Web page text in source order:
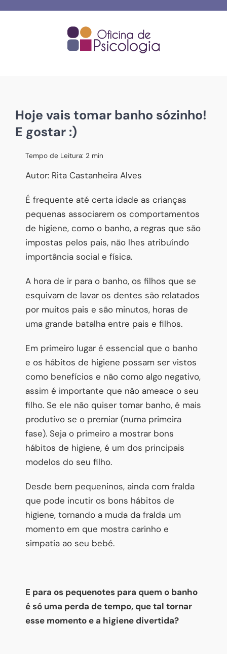
Hoje vais tomar banho sózinho!
E gostar :)
Tempo de Leitura: 2 min
Autor: Rita Castanheira Alves
É frequente até certa idade as crianças
pequenas associarem os comportamentos
de higiene, como o banho, a regras que são
impostas pelos pais, não lhes atribuíndo
importância social e física.
A hora de ir para o banho, os filhos que se
esquivam de lavar os dentes são relatados
por muitos pais e são minutos, horas de
uma grande batalha entre pais e filhos.
Em primeiro lugar é essencial que o banho
e os hábitos de higiene possam ser vistos
como benefícios e não como algo negativo,
assim é importante que não ameace o seu
filho. Se ele não quiser tomar banho, é mais
produtivo se o premiar (numa primeira
fase). Seja o primeiro a mostrar bons
hábitos de higiene, é um dos principais
modelos do seu filho.
Desde bem pequeninos, ainda com fralda
que pode incutir os bons hábitos de
higiene, tornando a muda da fralda um
momento em que mostra carinho e
simpatia ao seu bebé.
E para os pequenotes para quem o banho
é só uma perda de tempo, que tal tornar
esse momento e a higiene divertida?